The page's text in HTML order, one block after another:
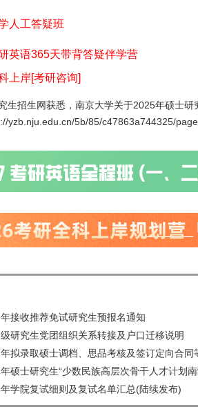
人工答疑班
英语365天带背答疑伴学营
上岸[考研咨询]
生招生网获悉，南京大学关于2025年硕士
yzb.nju.edu.cn/5b/85/c47863a744325/
接收推荐免试研究生预报名通知
研究生党团组织关系转接及户口迁移说明
拟录取硕士调档、思品考核及签订定向合同
硕士研究生“少数民族高层次骨干人才计划南
学院复试细则及复试名单汇总(陆续发布)